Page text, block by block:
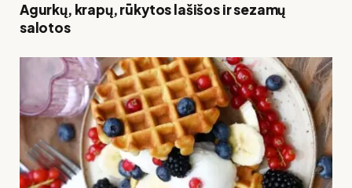
Agurkų, krapų, rūkytos lašišos ir sezamų
salotos